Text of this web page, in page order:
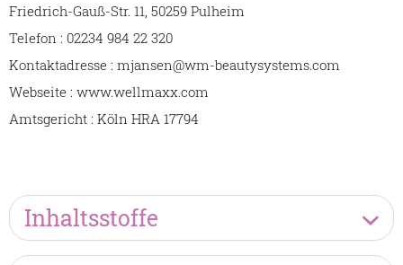
Friedrich-Gauß-Str. 11, 50259 Pulheim
Telefon : 02234 984 22 320
Kontaktadresse : mjansen@wm-beautysystems.com
Webseite : www.wellmaxx.com
Amtsgericht : Köln HRA 17794
Inhaltsstoffe